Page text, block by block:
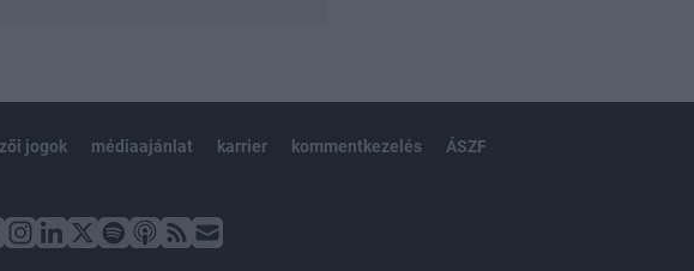
jogok médiaajánlat karrier kommentkezelés ÁSZF